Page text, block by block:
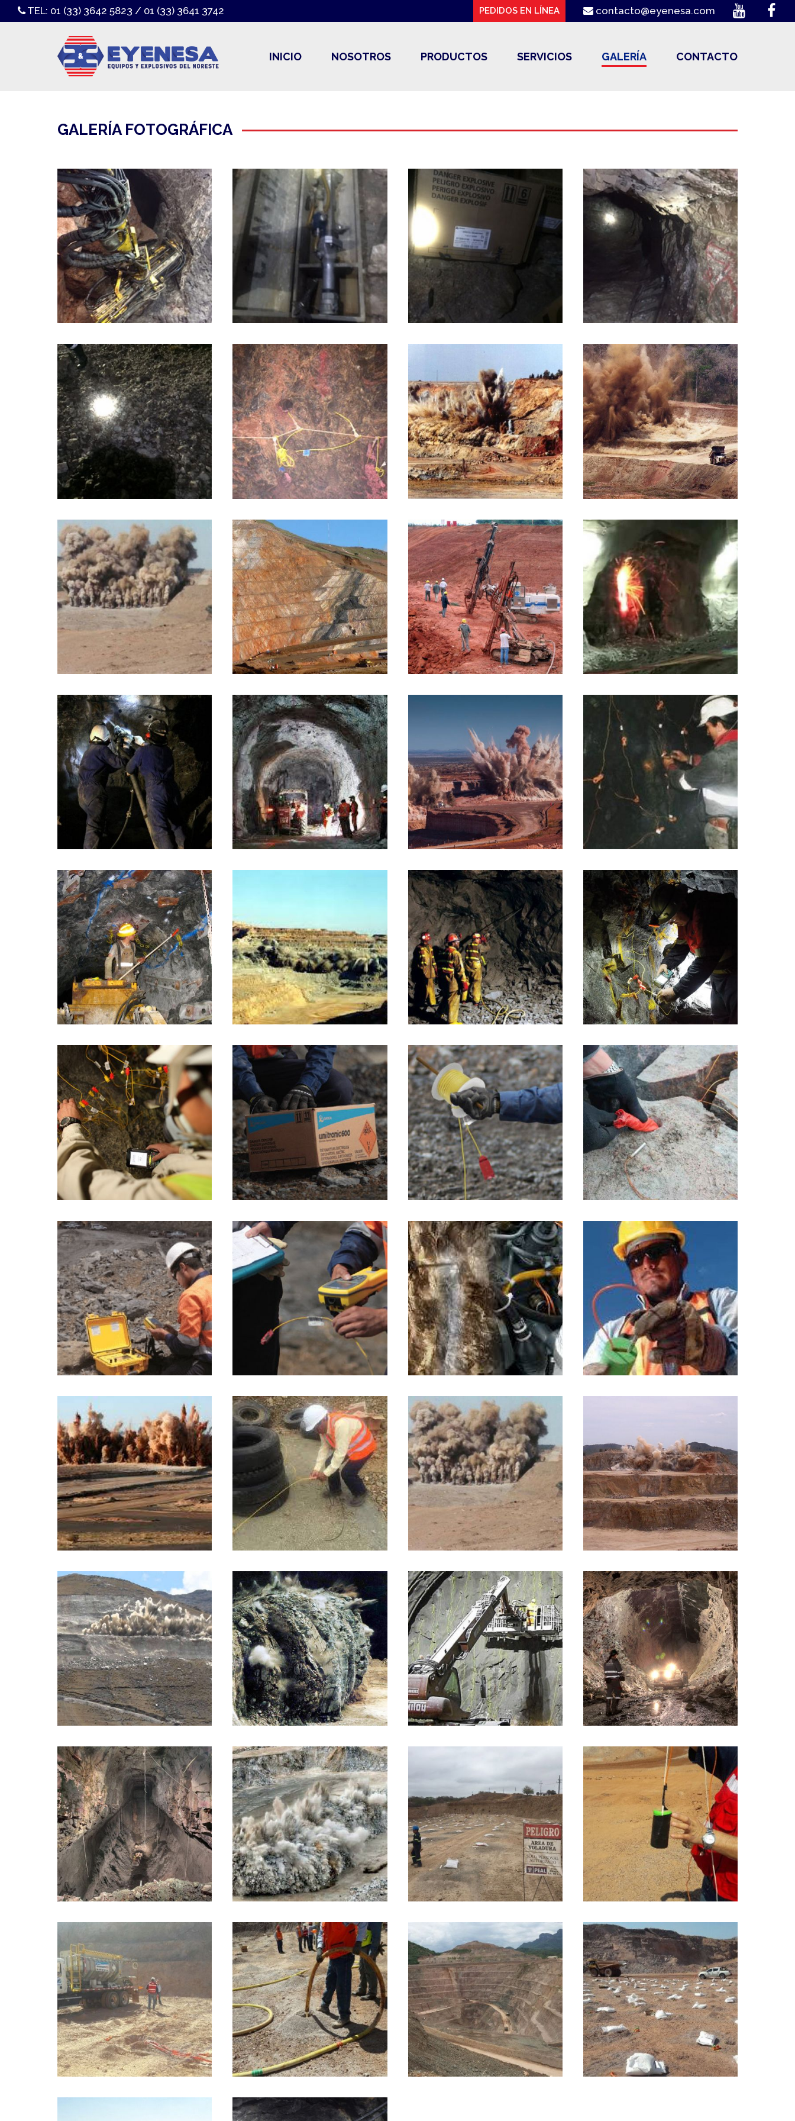
TEL: 01 (33) 3642 5823 / 01 (33) 3641 3742 PEDIDOS EN LÍNEA contacto@eyenesa.com
INICIO NOSOTROS PRODUCTOS SERVICIOS GALERÍA CONTACTO
GALERÍA FOTOGRÁFICA